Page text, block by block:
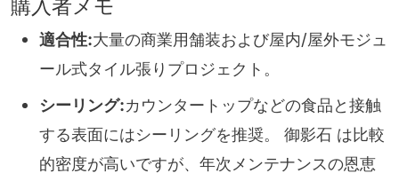
適合性:大量の商業用舗装および屋内/屋外モジュ
ール式タイル張りプロジェクト。
シーリング:カウンタートップなどの食品と接触
する表面にはシーリングを推奨。 御影石 は比較
的密度が高いですが、年次メンテナンスの恩恵